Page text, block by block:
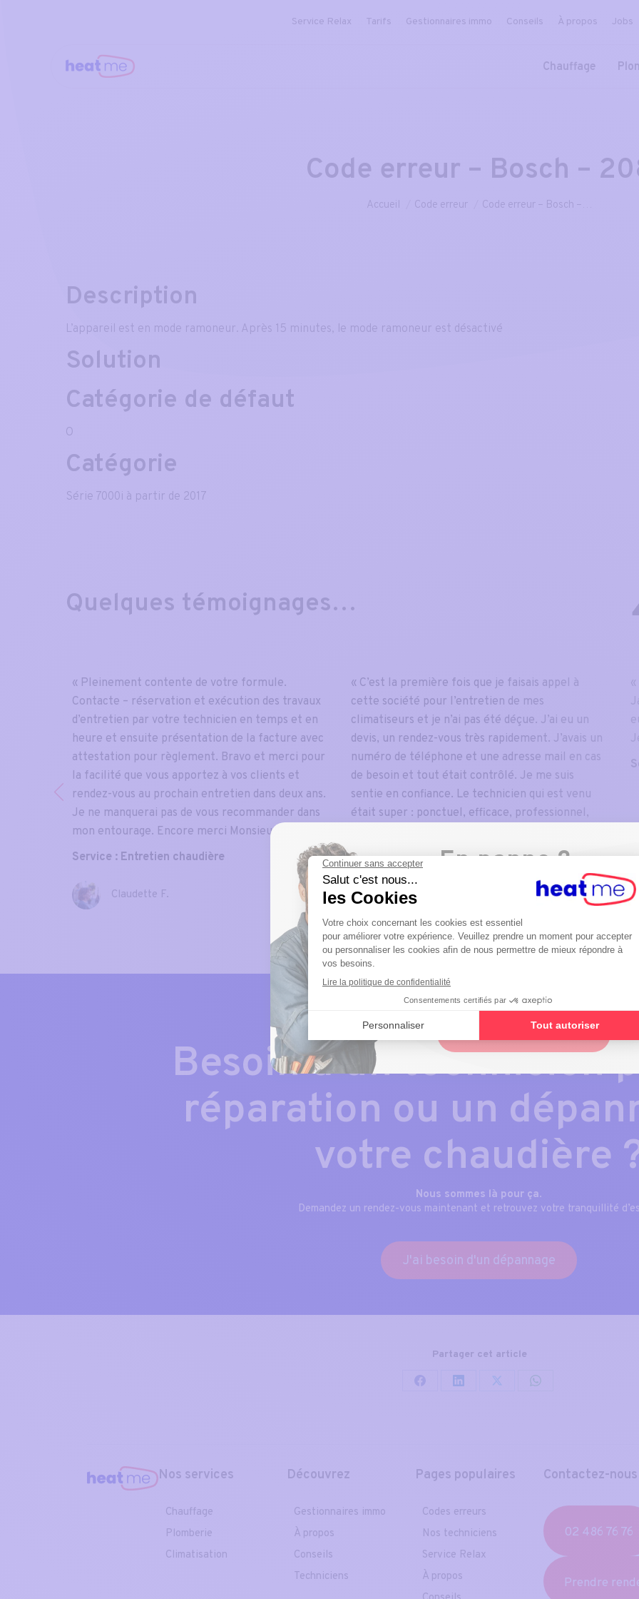
Service Relax Tarifs Gestionnaires immo Conseils À propos Jobs
Chauffage
Code erreur – Bosch –
Vous êtes ici :
Accueil Code erreur Code erreur – Bosch –…
Description
L’appareil est en mode ramoneur. Après 15 minutes, le mode ramoneur est désactivé
Solution
Catégorie de défaut
O
Catégorie
Série 7000i à partir de 2017
Quelques témoignages…
Claudette F.
« Pleinement contente de votre formule.
Contacte – réservation et exécution des travaux
d’entretien par votre technicien en temps et en
heure et ensuite présentation de la facture avec
attestation pour règlement. Bravo et merci pour
la facilité que vous apportez à vos clients et
rendez-vous au prochain entretien dans deux ans.
Je ne manquerai pas de vous recommander dans
mon entourage. Encore merci Monsieur. »
Service : Entretien chaudière
Anne P.
« C’est la première fois que je faisais appel à
cette société pour l’entretien de mes
climatiseurs et je n’ai pas été déçue. J’ai eu un
devis, un rendez-vous très rapidement. J’avais un
numéro de téléphone et une adresse mail en cas
de besoin et tout était contrôlé. Je me suis
sentie en confiance. Le technicien qui est venu
était super : ponctuel, efficace, professionnel,
Service : Climatisation
Besoin d’un technicien
réparation ou un
votre chaudière
Nous sommes là pour ça.
Demandez un rendez-vous maintenant et retrouvez votre tranquillité
J'ai besoin d'un dépannage
Partager cet article
PartagerPartager
Nos services
Chauffage
Plomberie
Climatisation
Découvrez
Gestionnaires immo
À propos
Conseils
Techniciens
Pages populaires
Codes erreurs
Nos techniciens
Service Relax
À propos
Contactez-nous
02 486 76 76
Prendre
En panne ?
Agissez avant qu'il ne soit trop tard !
149€
Appelez-nous au 02 486 76 76
intervention en ligne.